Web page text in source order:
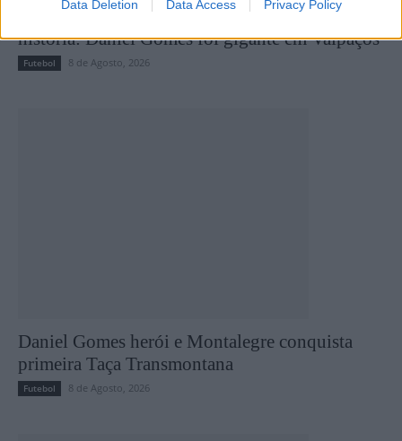
Data Deletion Data Access Privacy Policy
Quatro defesas, um penálti e uma tarde para a
história: Daniel Gomes foi gigante em Valpaços
Futebol 8 de Agosto, 2026
Daniel Gomes herói e Montalegre conquista
primeira Taça Transmontana
Futebol 8 de Agosto, 2026